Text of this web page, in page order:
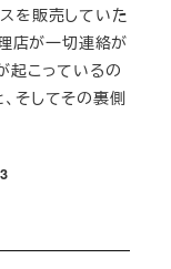
を販売していた
店が一切連絡が
起こっているの
そしてその裏側